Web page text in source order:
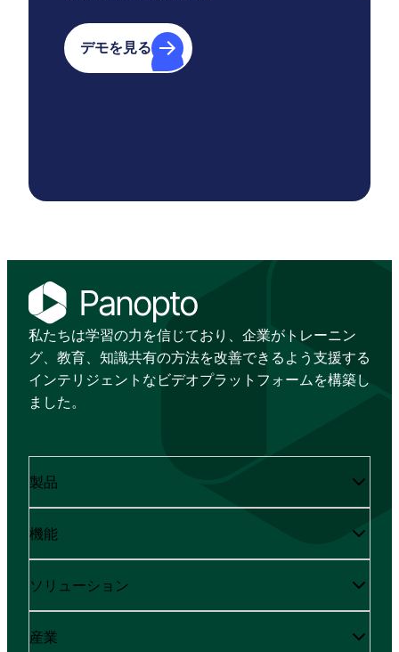
デモを見る
私たちは学習の力を信じており、企業がトレーニン
グ、教育、知識共有の方法を改善できるよう支援する
インテリジェントなビデオプラットフォームを構築し
ました。
製品
機能
ソリューション
産業